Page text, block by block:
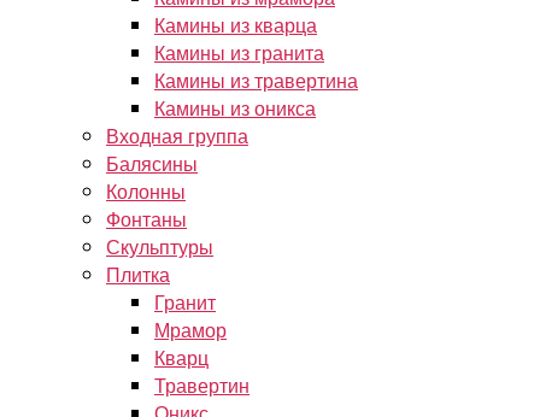
Камины из кварца
Камины из гранита
Камины из травертина
Камины из оникса
Входная группа
Балясины
Колонны
Фонтаны
Скульптуры
Плитка
Гранит
Мрамор
Кварц
Травертин